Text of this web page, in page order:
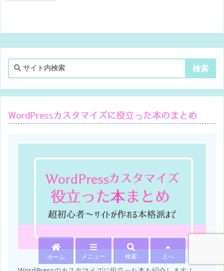
WordPressカスタマイズに役立った本のまとめ
ホーム メニュー 検索 上へ